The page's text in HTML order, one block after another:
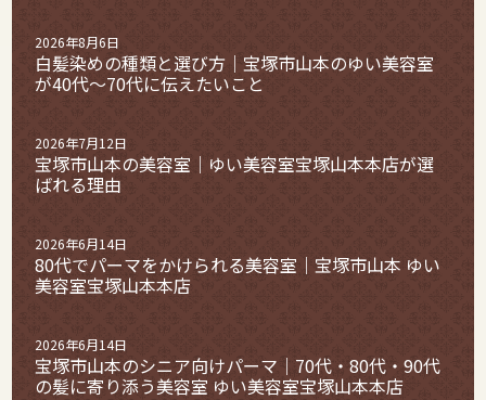
白髪染めの種類と選び方｜宝塚市山本のゆい美容室
が40代〜70代に伝えたいこと
2026年8月6日
宝塚市山本の美容室｜ゆい美容室宝塚山本本店が選
ばれる理由
2026年7月12日
80代でパーマをかけられる美容室｜宝塚市山本 ゆい
美容室宝塚山本本店
2026年6月14日
宝塚市山本のシニア向けパーマ｜70代・80代・90代
の髪に寄り添う美容室 ゆい美容室宝塚山本本店
2026年6月14日